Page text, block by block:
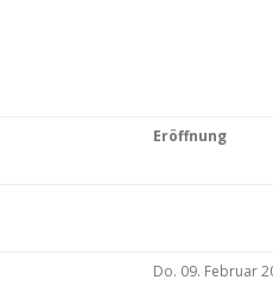
Eröffnung
Do. 09. Februar